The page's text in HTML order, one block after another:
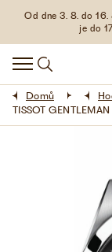
Od dne 3. 8. do
je do
HODINKY
DOPLŇKY
ŠPERKY
Domů
TISSOT